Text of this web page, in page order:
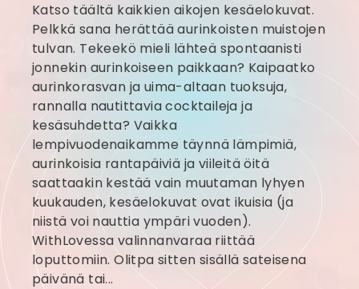
Katso täältä kaikkien aikojen kesäelokuvat.
Pelkkä sana herättää aurinkoisten muistojen
tulvan. Tekeekö mieli lähteä spontaanisti
jonnekin aurinkoiseen paikkaan? Kaipaatko
aurinkorasvan ja uima-altaan tuoksuja,
rannalla nautittavia cocktaileja ja
kesäsuhdetta? Vaikka
lempivuodenaikamme täynnä lämpimiä,
aurinkoisia rantapäiviä ja viileitä öitä
saattaakin kestää vain muutaman lyhyen
kuukauden, kesäelokuvat ovat ikuisia (ja
niistä voi nauttia ympäri vuoden).
WithLovessa valinnanvaraa riittää
loputtomiin. Olitpa sitten sisällä sateisena
päivänä tai...